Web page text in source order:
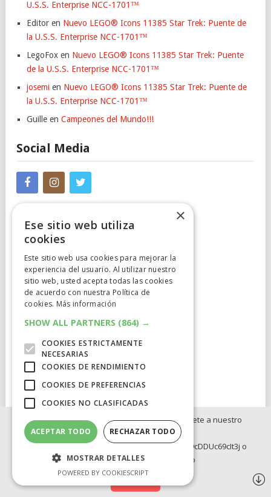
U.S.S. Enterprise NCC-1701™
Editor en Nuevo LEGO® Icons 11385 Star Trek: Puente de
la U.S.S. Enterprise NCC-1701™
LegoFox en Nuevo LEGO® Icons 11385 Star Trek: Puente
de la U.S.S. Enterprise NCC-1701™
josemi en Nuevo LEGO® Icons 11385 Star Trek: Puente de
la U.S.S. Enterprise NCC-1701™
Guille en Campeones del Mundo!!!
Social Media
Cumplimiento Normativo
Aviso Legal
Política de Privacidad
Política de Cookies
Clausula de afiliación
ELCATALEJOCOPYRIGHT © 2026.POWERED BYIDIGAUD
BLOG INVERSION
OFERTAS INTERNACIONLES
OFERTAS LEGO
Si no quieres perderte ninguna novedad, únete a nuestro
WhatsApp:
https://whatsapp.com/channel/0029Va8BRdy9cDDUc69cIt3j o
Telegram: https://t.me/elcatalejo
×
Ese sitio web utiliza
cookies
Este sitio web usa cookies para mejorar la
experiencia del usuario. Al utilizar nuestro
sitio web, usted acepta todas las cookies
de acuerdo con nuestra Política de
cookies. Más información
SHOW ALL PARTNERS (864) →
COOKIES ESTRICTAMENTE
NECESARIAS
COOKIES DE RENDIMIENTO
COOKIES DE PREFERENCIAS
COOKIES NO CLASIFICADAS
ACEPTAR TODO RECHAZAR TODO
MOSTRAR DETALLES
POWERED BY COOKIESCRIPT